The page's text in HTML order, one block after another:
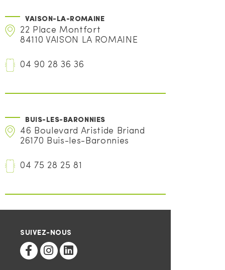
VAISON-LA-ROMAINE
22 Place Montfort
84110 VAISON LA ROMAINE
04 90 28 36 36
BUIS-LES-BARONNIES
46 Boulevard Aristide Briand
26170 Buis-les-Baronnies
04 75 28 25 81
SUIVEZ-NOUS